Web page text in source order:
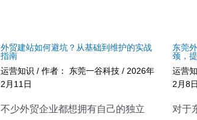
外贸建站如何避坑？从基础到维护的实战
指南
运营知识 / 作者： 东莞一谷科技 / 2026年
2月11日
不少外贸企业都想拥有自己的独立
东莞
颈，
运营
2月8日
对于